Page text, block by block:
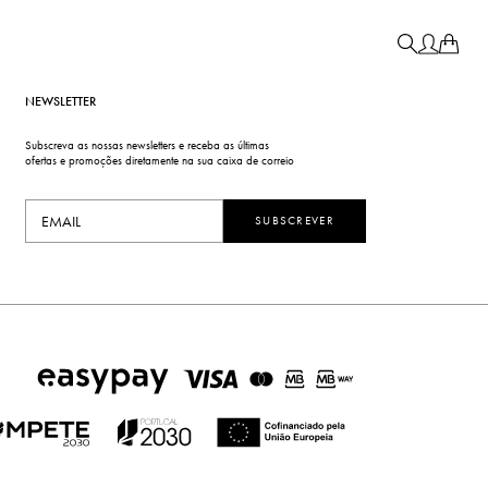
NEWSLETTER
Subscreva as nossas newsletters e receba as últimas
ofertas e promoções diretamente na sua caixa de correio
SUBSCREVER